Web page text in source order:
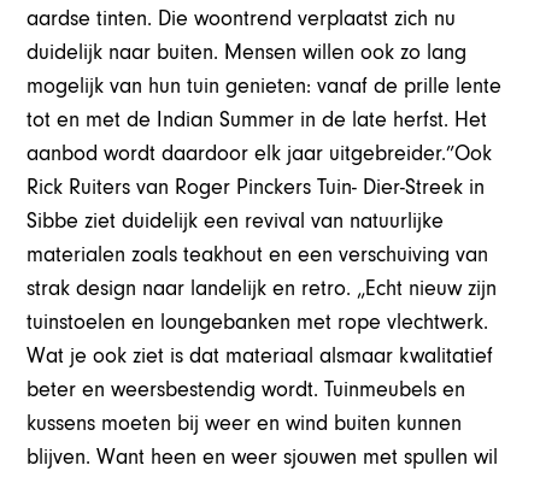
aardse tinten. Die woontrend verplaatst zich nu
duidelijk naar buiten. Mensen willen ook zo lang
mogelijk van hun tuin genieten: vanaf de prille lente
tot en met de Indian Summer in de late herfst. Het
aanbod wordt daardoor elk jaar uitgebreider.”Ook
Rick Ruiters van Roger Pinckers Tuin- Dier-Streek in
Sibbe ziet duidelijk een revival van natuurlijke
materialen zoals teakhout en een verschuiving van
strak design naar landelijk en retro. „Echt nieuw zijn
tuinstoelen en loungebanken met rope vlechtwerk.
Wat je ook ziet is dat materiaal alsmaar kwalitatief
beter en weersbestendig wordt. Tuinmeubels en
kussens moeten bij weer en wind buiten kunnen
blijven. Want heen en weer sjouwen met spullen wil